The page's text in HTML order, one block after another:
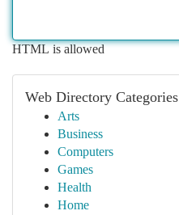
HTML is allowed
Web Directory Categories
Arts
Business
Computers
Games
Health
Home